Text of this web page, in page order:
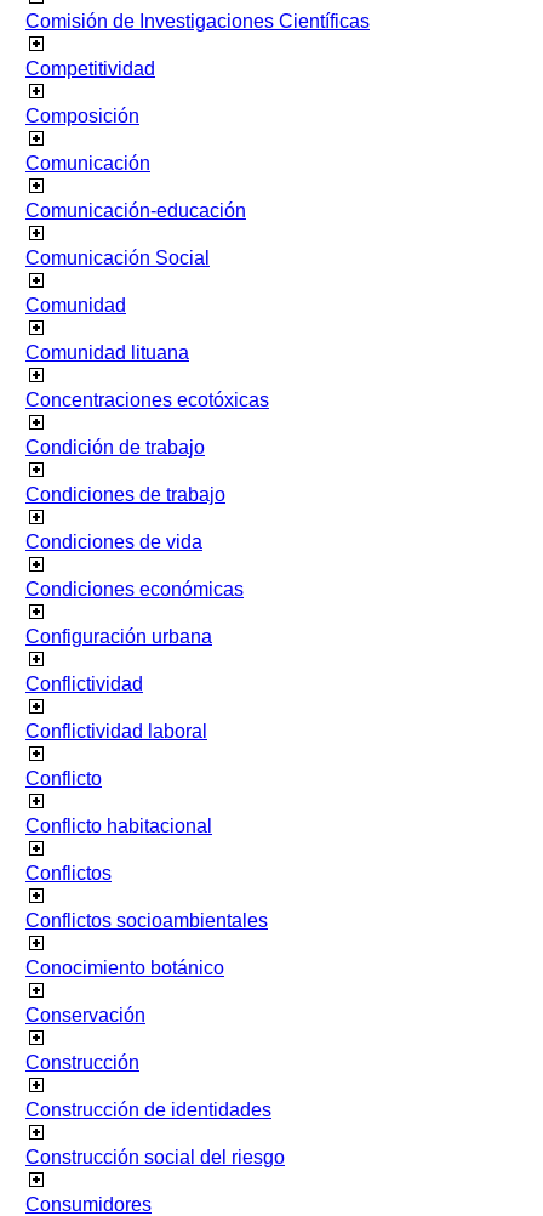
Comisión de Investigaciones Científicas
Competitividad
Composición
Comunicación
Comunicación-educación
Comunicación Social
Comunidad
Comunidad lituana
Concentraciones ecotóxicas
Condición de trabajo
Condiciones de trabajo
Condiciones de vida
Condiciones económicas
Configuración urbana
Conflictividad
Conflictividad laboral
Conflicto
Conflicto habitacional
Conflictos
Conflictos socioambientales
Conocimiento botánico
Conservación
Construcción
Construcción de identidades
Construcción social del riesgo
Consumidores